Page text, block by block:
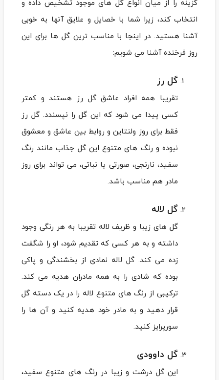
گزینه را از میان انواع گل های موجود تشخیص داده و
انتخاب کند، زیرا شما با خصایل و علایق آنها به خوبی
آشنا هستید. در اینجا با مناسب ترین گل ها برای این
روز فرخنده آشنا می شویم:
گل رز
تقریبا همه افراد عاشق گل رز هستند و کمتر
کسی پیدا می شود که این گل را نپسندد. گل رز
فقط برای روز ولنتاین و روابط بین عاشق و معشوق
نبوده و رنگ های متنوع این گل جذاب مانند رنگ
سفید، نارنجی، صورتی یا نباتی، می ‌تواند برای روز
مادر هم مناسب باشد.
گل لاله
گل‌ های زیبا و ظریف لاله تقریبا به هر رنگی وجود
داشته و به هر کسی که تقدیم شود، او را شگفت
‌زده می کند. گل لاله نمادی از بخشندگی و پاکی
بوده که شادی را به همه مادران هدیه می کند.
ترکیبی از رنگ‌ های متنوع لاله را در یک دسته گل
قرار دهید و به مادر خود هدیه کنید و آن ها را
سورپرایز کنید.
گل‌ داوودی
این گل درشت و زیبا در رنگ‌ های متنوع سفید،